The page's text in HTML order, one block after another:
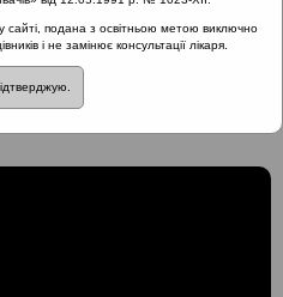
сайті, подана з освітньою метою виключно
і не замінює консультації лікаря.